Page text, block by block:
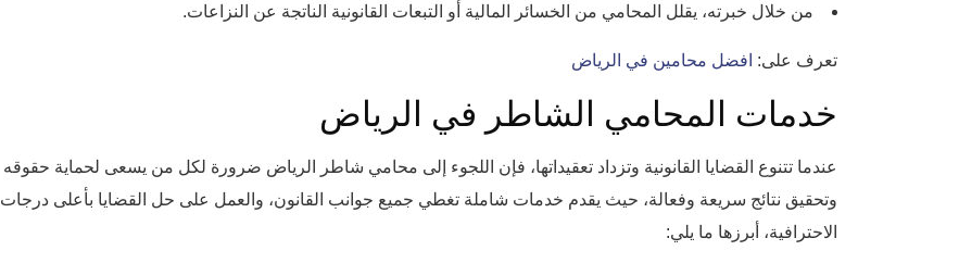
من خلال خبرته، يقلل المحامي من الخسائر المالية أو التبعات القانونية الناتجة عن النزاعات.
تعرف على: افضل محامين في الرياض
خدمات المحامي الشاطر في الرياض
عندما تتنوع القضايا القانونية وتزداد تعقيداتها، فإن اللجوء إلى محامي شاطر الرياض ضرورة لكل من يسعى لحماية حقوقه
وتحقيق نتائج سريعة وفعالة، حيث يقدم خدمات شاملة تغطي جميع جوانب القانون، والعمل على حل القضايا بأعلى درجات
الاحترافية، أبرزها ما يلي: